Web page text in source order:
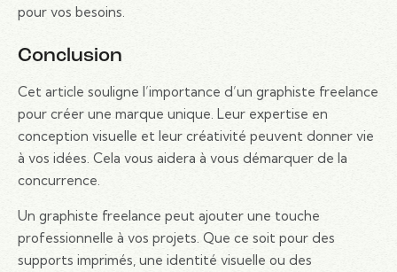
pour vos besoins.
Conclusion
Cet article souligne l’importance d’un graphiste freelance
pour créer une marque unique. Leur expertise en
conception visuelle et leur créativité peuvent donner vie
à vos idées. Cela vous aidera à vous démarquer de la
concurrence.
Un graphiste freelance peut ajouter une touche
professionnelle à vos projets. Que ce soit pour des
supports imprimés, une identité visuelle ou des